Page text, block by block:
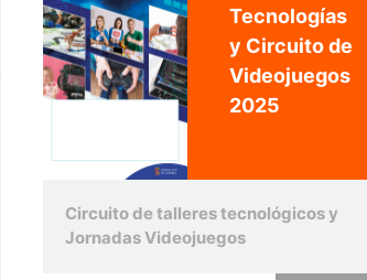
Tecnologías
y Circuito de
Videojuegos
2025
Circuito de talleres tecnológicos y
Jornadas Videojuegos